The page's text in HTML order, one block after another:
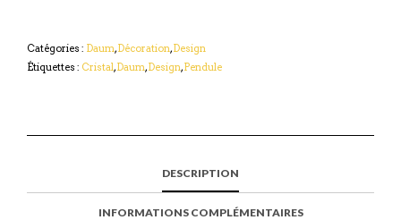
Catégories : Daum,Décoration,Design
Étiquettes : Cristal,Daum,Design,Pendule
DESCRIPTION
INFORMATIONS COMPLÉMENTAIRES